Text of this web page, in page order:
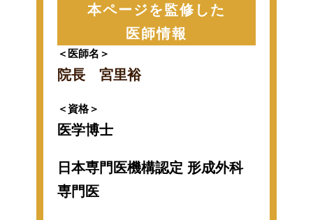
本ページを監修した
医師情報
＜医師名＞
院長 宮里裕
＜資格＞
医学博士
日本専門医機構認定 形成外科
専門医